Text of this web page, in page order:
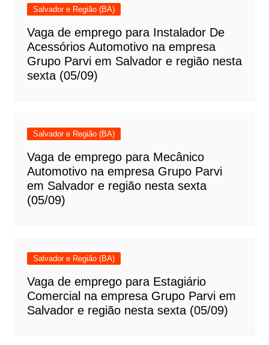
Salvador e Região (BA)
Vaga de emprego para Instalador De
Acessórios Automotivo na empresa
Grupo Parvi em Salvador e região nesta
sexta (05/09)
Salvador e Região (BA)
Vaga de emprego para Mecânico
Automotivo na empresa Grupo Parvi
em Salvador e região nesta sexta
(05/09)
Salvador e Região (BA)
Vaga de emprego para Estagiário
Comercial na empresa Grupo Parvi em
Salvador e região nesta sexta (05/09)